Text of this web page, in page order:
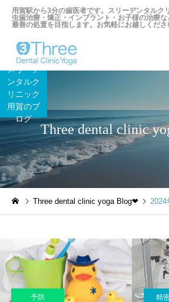
用賀駅から3分の歯医者です。スリーデンタルク
虫歯治療・矯正・インプラント・お子様の治療
最善の処置を目指します。お気軽にお越しくださ
Three dental clinic
スリーデ
ンタルク
リニック
用賀のブ
ログ
Three dental clinic yoga Blog❤︎ 2024
予防 精